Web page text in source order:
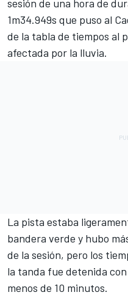
sesión de una hora de
1m34.949s que puso al
de la tabla de tiempos al
afectada por la lluvia.
La pista estaba
bandera verde y hubo
de la sesión, pero los
la tanda fue detenida
menos de 10 minutos.